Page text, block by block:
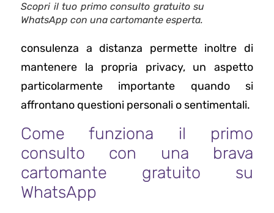
Scopri il tuo primo consulto gratuito su
WhatsApp con una cartomante esperta.
consulenza a distanza permette inoltre di
mantenere la propria privacy, un aspetto
particolarmente importante quando si
affrontano questioni personali o sentimentali.
Come funziona il primo
consulto con una brava
cartomante gratuito su
WhatsApp